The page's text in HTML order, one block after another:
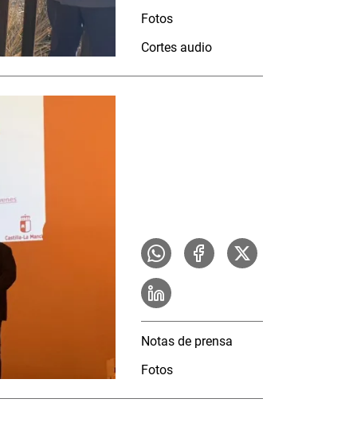
Fotos
Cortes audio
Notas de prensa
Fotos